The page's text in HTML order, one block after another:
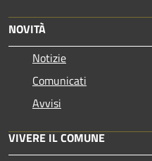
NOVITÀ
Notizie
Comunicati
Avvisi
VIVERE IL COMUNE